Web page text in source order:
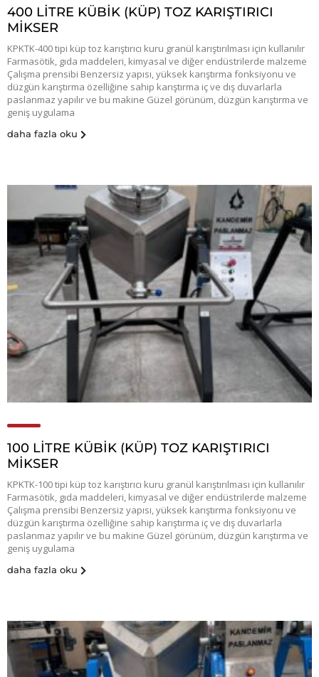
400 LİTRE KÜBİK (KÜP) TOZ KARIŞTIRICI
MİKSER
KPKTK-400 tipi küp toz karıştırıcı kuru granül karıştırılması için kullanılır
Farmasötik, gıda maddeleri, kimyasal ve diğer endüstrilerde malzeme
Çalışma prensibi Benzersiz yapısı, yüksek karıştırma fonksiyonu ve
düzgün karıştırma özelliğine sahip karıştırma iç ve dış duvarlarla
paslanmaz yapılır ve bu makine Güzel görünüm, düzgün karıştırma ve
geniş uygulama
daha fazla oku
100 LİTRE KÜBİK (KÜP) TOZ KARIŞTIRICI
MİKSER
KPKTK-100 tipi küp toz karıştırıcı kuru granül karıştırılması için kullanılır
Farmasötik, gıda maddeleri, kimyasal ve diğer endüstrilerde malzeme
Çalışma prensibi Benzersiz yapısı, yüksek karıştırma fonksiyonu ve
düzgün karıştırma özelliğine sahip karıştırma iç ve dış duvarlarla
paslanmaz yapılır ve bu makine Güzel görünüm, düzgün karıştırma ve
geniş uygulama
daha fazla oku